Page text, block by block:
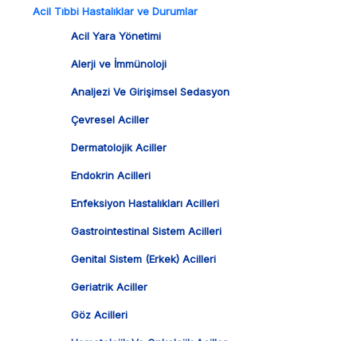
Acil Tıbbi Hastalıklar ve Durumlar
Acil Yara Yönetimi
Alerji ve İmmünoloji
Analjezi Ve Girişimsel Sedasyon
Çevresel Aciller
Dermatolojik Aciller
Endokrin Acilleri
Enfeksiyon Hastalıkları Acilleri
Gastrointestinal Sistem Acilleri
Genital Sistem (Erkek) Acilleri
Geriatrik Aciller
Göz Acilleri
Hematolojik Ve Onkolojik Aciller